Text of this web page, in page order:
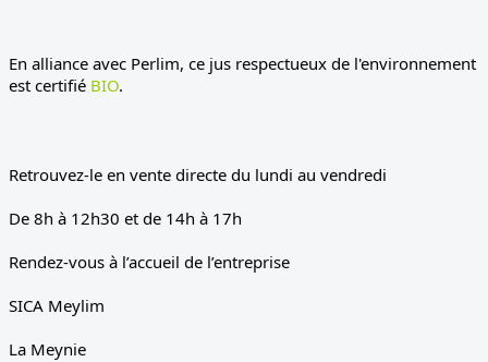
En alliance avec Perlim, ce jus respectueux de l'environnement
est certifié BIO.
Retrouvez-le en vente directe du lundi au vendredi
De 8h à 12h30 et de 14h à 17h
Rendez-vous à l’accueil de l’entreprise
SICA Meylim
La Meynie